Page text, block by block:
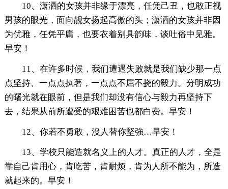
10、潇洒的女孩并非缘于漂亮，任凭己丑，也敢正视
男孩的眼光，面向靓女扬起高傲的头；潇洒的女孩并非因
为优雅，任凭平庸，也要衣着别具韵味，谈吐俗中见雅。
早安！
11、在许多时候，我们遭遇失败就是我们缺少那一点
点坚持、一点点执著，一点点不屈不挠的毅力。分明成功
的曙光就在眼前，但是我们却没有信心与毅力再坚持下
去，结果从前所遭受的艰难困苦也都白费。早安！
12、你若不勇敢，沒人替你堅強…早安！
13、学校只能造就名义上的人才。真正的人才，全是
靠自己肯用心，肯吃苦，肯耐烦，肯为人所不能为，所造
就起来的。早安！